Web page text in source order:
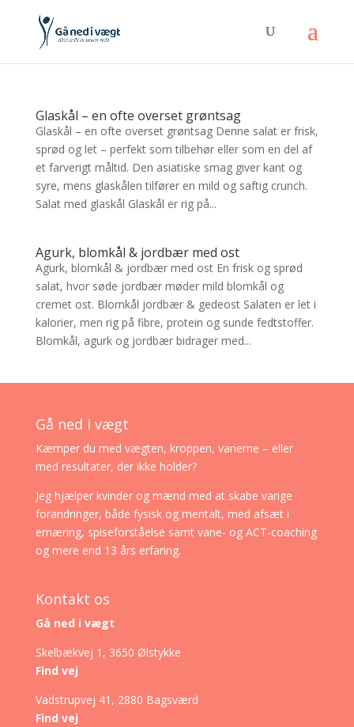
Glaskål – en ofte overset grøntsag
Glaskål – en ofte overset grøntsag Denne salat er frisk,
sprød og let – perfekt som tilbehør eller som en del af
et farverigt måltid. Den asiatiske smag giver kant og
syre, mens glaskålen tilfører en mild og saftig crunch.
Salat med glaskål Glaskål er rig på...
Agurk, blomkål & jordbær med ost
Agurk, blomkål & jordbær med ost En frisk og sprød
salat, hvor søde jordbær møder mild blomkål og
cremet ost. Blomkål jordbær & gedeost Salaten er let i
kalorier, men rig på fibre, protein og sunde fedtstoffer.
Blomkål, agurk og jordbær bidrager med...
Gå ned i vægt
Kæmper du med vægten, kroppen, vanerne – eller
med resultater, der ikke holder?
Jeg hjælper kvinder og mænd med at skabe varige
forandringer, både fysisk og mentalt, med afsæt i
ernæring, spiseforståelse samt vane- og ACT-coaching
og mere end 13 års erfaring.
Kontakt os
Gå ned i vægt
Skelbækvej 1, 3650 Ølstykke
Find vej
Vadstrupvej 41, 2880 Bagsværd
Find vej